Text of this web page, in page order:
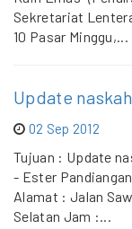
Sekretariat
10 Pasar Minggu,...
Update
02 Sep 2012
Tujuan : Update
- Ester
Alamat : Jalan
Selatan Jam :...